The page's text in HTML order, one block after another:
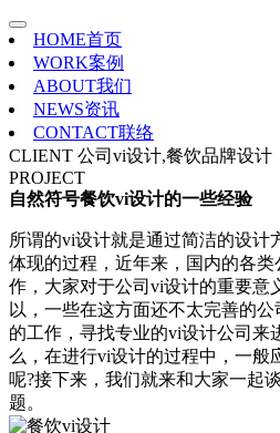
HOME首页
WORK案例
ABOUT我们
NEWS资讯
CONTACT联络
CLIENT 公司vi设计,餐饮品牌设计
PROJECT
自然符号餐饮vi设计的一些经验
所谓的vi设计就是通过简洁的设计
体现的过程，近年来，国内的各
作，大家对于公司vi设计的重要意
以，一些在这方面还不太完善的
的工作，寻找专业的vi设计公司来
么，在进行vi设计的过程中，一般
呢?接下来，我们就来和大家一起
题。